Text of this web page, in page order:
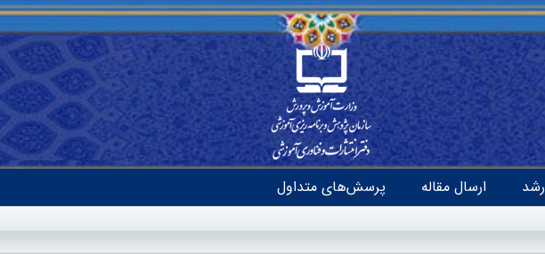
ارسال مقاله پرسش‌های متداول